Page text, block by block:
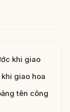
khi giao
giao hoa
tên công